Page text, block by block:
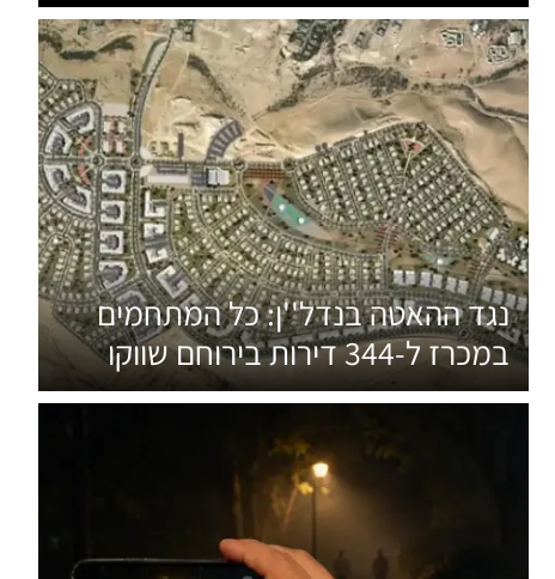
נגד ההאטה בנדל''ן: כל המתחמים
במכרז ל-344 דירות בירוחם שווקו